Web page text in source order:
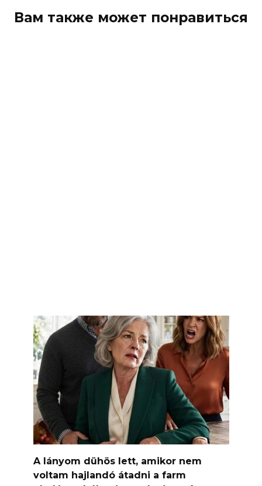
Вам также может понравиться
A lányom dühös lett, amikor nem
voltam hajlandó átadni a farm